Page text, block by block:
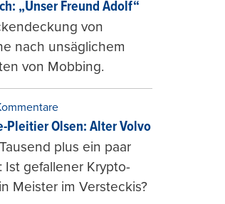
„Unser Freund Adolf“
von
nach unsäglichem
von Mobbing.
Pleitier Olsen: Alter Volvo
plus ein paar
Ist gefallener Krypto-
Meister im Versteckis?